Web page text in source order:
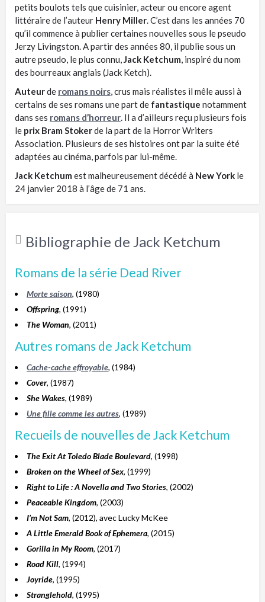
petits boulots tels que cuisinier, acteur ou encore agent
littéraire de l’auteur Henry Miller . C’est dans les années 70
qu’il commence à publier certaines nouvelles sous le pseudo
Jerzy Livingston. A partir des années 80, il publie sous un
autre pseudo, le plus connu, Jack Ketchum , inspiré du nom
des bourreaux anglais (Jack Ketch).
Auteurde romans noirs , crus mais réalistes il mêle aussi à
certains de ses romans une part de fantastique notamment
dans ses romans d’horreur . Il a d’ailleurs reçu plusieurs fois
le prix Bram Stokerde la part de la Horror Writers
Association. Plusieurs de ses histoires ont par la suite été
adaptées au cinéma, parfois par lui-même.
Jack Ketchum est malheureusement décédé à New York le
24 janvier 2018 à l’âge de 71 ans.
Bibliographie de Jack Ketchum
Romans de la série Dead River
Morte saison, (1980)
Offspring, (1991)
The Woman, (2011)
Autres romans de Jack Ketchum
Cache-cache effroyable, (1984)
Cover, (1987)
She Wakes, (1989)
Une fille comme les autres, (1989)
Recueils de nouvelles de Jack Ketchum
The Exit At Toledo Blade Boulevard, (1998)
Broken on the Wheel of Sex, (1999)
Right to Life : A Novella and Two Stories, (2002)
Peaceable Kingdom, (2003)
I’m Not Sam, (2012), avec Lucky McKee
A Little Emerald Book of Ephemera, (2015)
Gorilla in My Room, (2017)
Road Kill, (1994)
Joyride, (1995)
Stranglehold, (1995)